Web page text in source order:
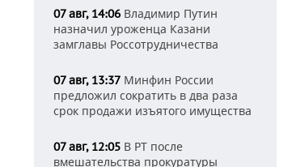
07 авг, 14:06 Владимир Путин
назначил уроженца Казани
замглавы Россотрудничества
07 авг, 13:37 Минфин России
предложил сократить в два раза
срок продажи изъятого имущества
07 авг, 12:05 В РТ после
вмешательства прокуратуры